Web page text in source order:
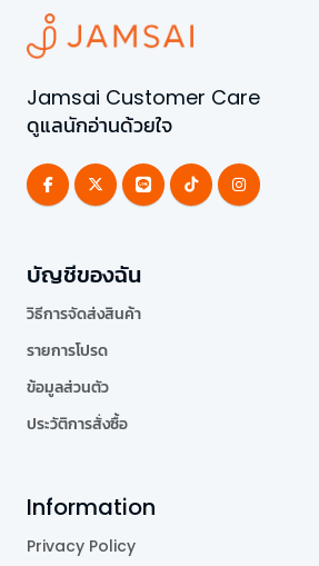
Jamsai Customer Care
ดูแลนักอ่านด้วยใจ
บัญชีของฉัน
วิธีการจัดส่งสินค้า
รายการโปรด
ข้อมูลส่วนตัว
ประวัติการสั่งซื้อ
Information
Privacy Policy